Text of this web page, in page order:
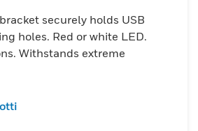
securely holds USB
holes. Red or white LED.
Withstands extreme